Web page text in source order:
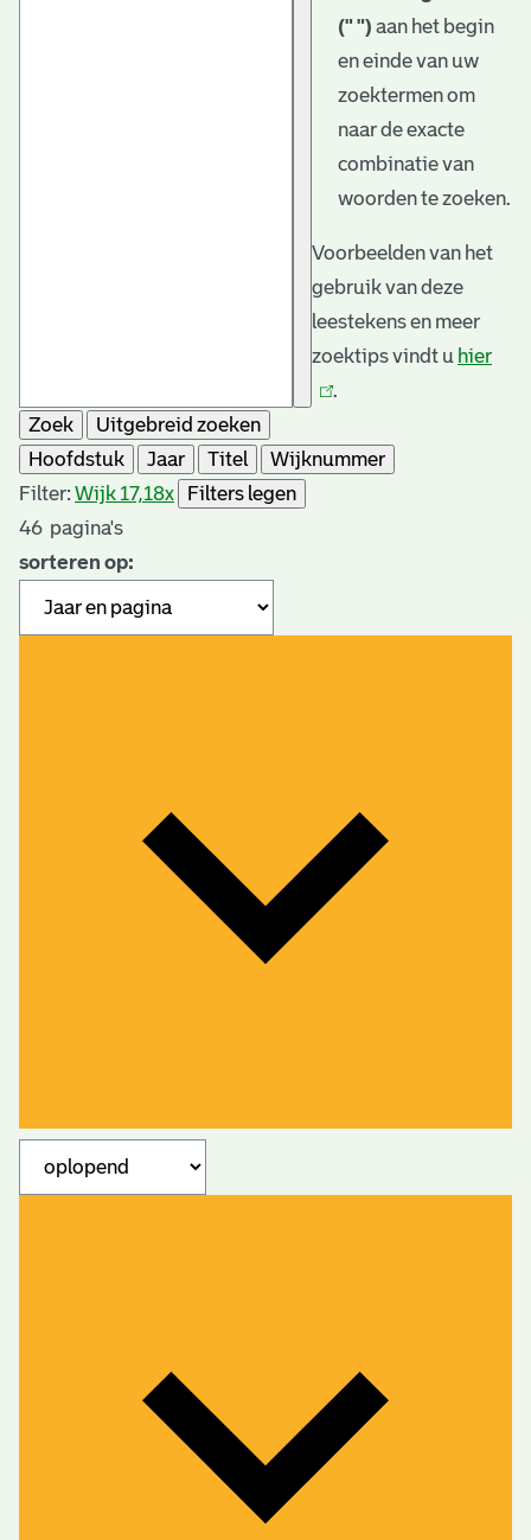
(" ") aan het begin
en einde van uw
zoektermen om
naar de exacte
combinatie van
woorden te zoeken.
Voorbeelden van het
gebruik van deze
leestekens en meer
zoektips vindt u hier
.
Zoek
Uitgebreid zoeken
Hoofdstuk
Jaar Titel
Wijknummer
Filter: Wijk 17,18x
Filters legen
46 pagina's
sorteren op: